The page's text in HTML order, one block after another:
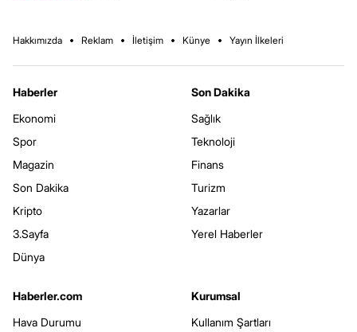
Hakkımızda Reklam İletişim Künye Yayın İlkeleri
Haberler
Ekonomi
Spor
Magazin
Son Dakika
Kripto
3.Sayfa
Dünya
Son Dakika
Sağlık
Teknoloji
Finans
Turizm
Yazarlar
Yerel Haberler
Haberler.com
Hava Durumu
Kurumsal
Kullanım Şartları